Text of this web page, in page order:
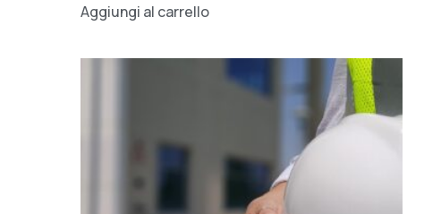
Aggiungi al carrello